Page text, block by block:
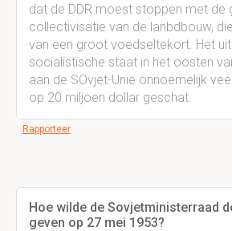
dat de DDR moest stoppen met de
collectivisatie van de lanbdbouw,
van een groot voedseltekort. Het
socialistische staat in het oosten
aan de SOvjet-Unie onnoemelijk
op 20 miljoen dollar geschat.
Rapporteer
Hoe wilde de Sovjetministerraad
geven op 27 mei 1953?